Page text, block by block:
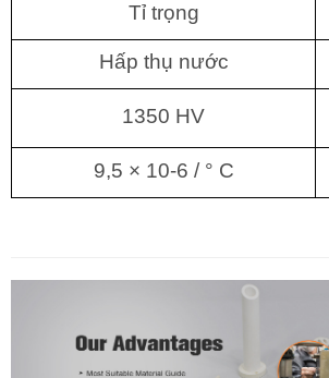
Tỉ trọng
Hấp thụ nước
1350 HV
9,5 × 10-6 / ° C